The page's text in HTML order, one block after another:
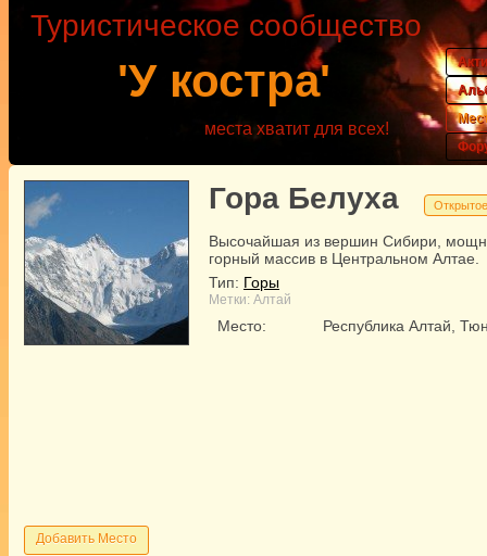
'У костра'
Туристическое сообщество
места хватит для всех!
Гора Белуха
Высочайшая из вершин Сибири,
горный массив в Центральном Алтае.
Тип: Горы
Метки: Алтай
Место: Республика Алтай,
Добавить Место